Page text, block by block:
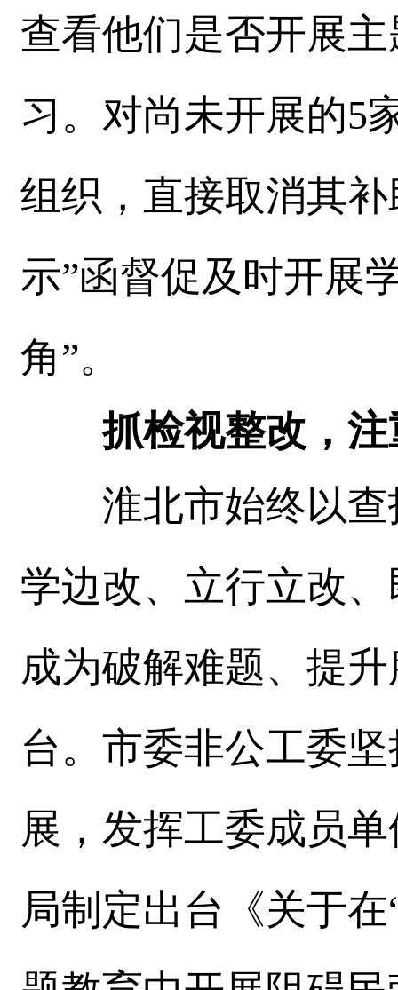
查看他们是否开展
习。对尚未开展的5
组织，直接取消其
示”函督促及时开展
角”。
抓检视整改，注
淮北市始终以查
学边改、立行立改
成为破解难题、提
台。市委非公工委
展，发挥工委成员
局制定出台《关于